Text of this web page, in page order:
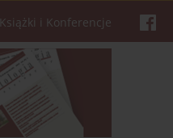
Książki i Konferencje